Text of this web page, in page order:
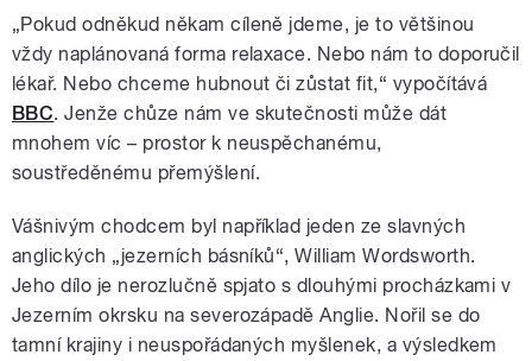
„Pokud odněkud někam cíleně jdeme, je to většinou
vždy naplánovaná forma relaxace. Nebo nám to doporučil
lékař. Nebo chceme hubnout či zůstat fit,“ vypočítává
BBC. Jenže chůze nám ve skutečnosti může dát
mnohem víc – prostor k neuspěchanému,
soustředěnému přemýšlení.
Vášnivým chodcem byl například jeden ze slavných
anglických „jezerních básníků“, William Wordsworth.
Jeho dílo je nerozlučně spjato s dlouhými procházkami v
Jezerním okrsku na severozápadě Anglie. Nořil se do
tamní krajiny i neuspořádaných myšlenek, a výsledkem